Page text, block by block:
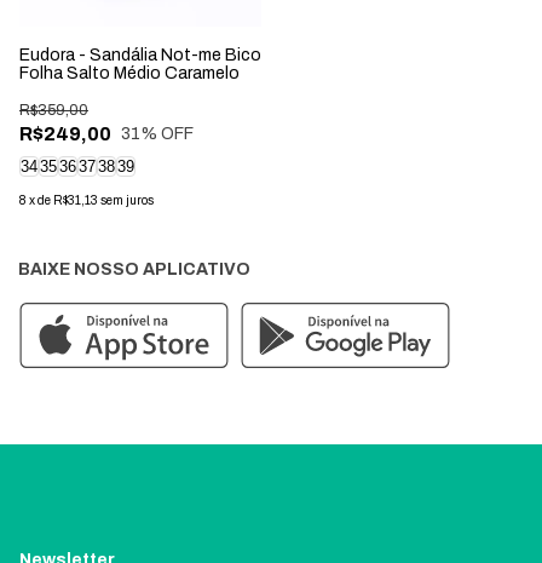
Eudora - Sandália Not-me Bico
Folha Salto Médio Caramelo
R$249,00
R$359,00
31 % OFF
343536373839
8 xde R$31,13 sem juros
BAIXE NOSSO APLICATIVO